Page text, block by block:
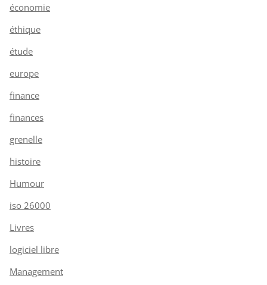
économie
éthique
étude
europe
finance
finances
grenelle
histoire
Humour
iso 26000
Livres
logiciel libre
Management